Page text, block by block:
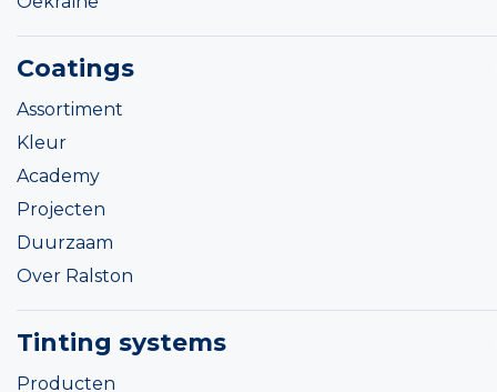
Coatings
Assortiment
Kleur
Academy
Projecten
Duurzaam
Over Ralston
Tinting systems
Producten